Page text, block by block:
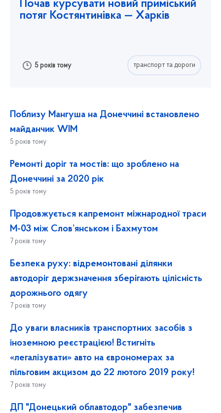
Почав курсувати новий приміський
потяг Костянтинівка — Харків
5 років тому транспорт та дороги
Поблизу Мангуша на Донеччині встановлено
майданчик WIM
5 років тому
Ремонті доріг та мостів: що зроблено на
Донеччині за 2020 рік
5 років тому
Продовжується капремонт міжнародної траси
М-03 між Слов’янськом і Бахмутом
7 років тому
Безпека руху: відремонтовані ділянки
автодоріг держзначення зберігають цілісність
дорожнього одягу
7 років тому
До уваги власників транспортних засобів з
іноземною реєстрацією! Встигніть
«легалізувати» авто на єврономерах за
пільговим акцизом до 22 лютого 2019 року!
7 років тому
ДП "Донецький облавтодор" забезпечив